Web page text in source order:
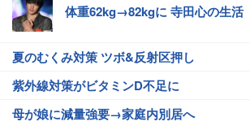
体重62kg→82kgに 寺田心の生活
夏のむくみ対策 ツボ&反射区押し
紫外線対策がビタミンD不足に
母が娘に減量強要→家庭内別居へ